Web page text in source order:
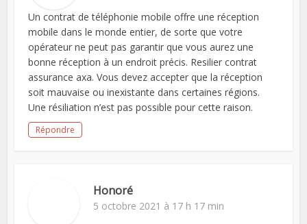
Un contrat de téléphonie mobile offre une réception
mobile dans le monde entier, de sorte que votre
opérateur ne peut pas garantir que vous aurez une
bonne réception à un endroit précis. Resilier contrat
assurance axa. Vous devez accepter que la réception
soit mauvaise ou inexistante dans certaines régions.
Une résiliation n’est pas possible pour cette raison.
Répondre
Honoré
5 octobre 2021 à 17 h 17 min